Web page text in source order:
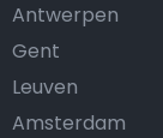
Antwerpen
Gent
Leuven
Amsterdam